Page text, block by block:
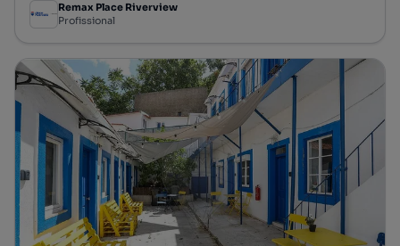
Remax Place Riverview
Profissional